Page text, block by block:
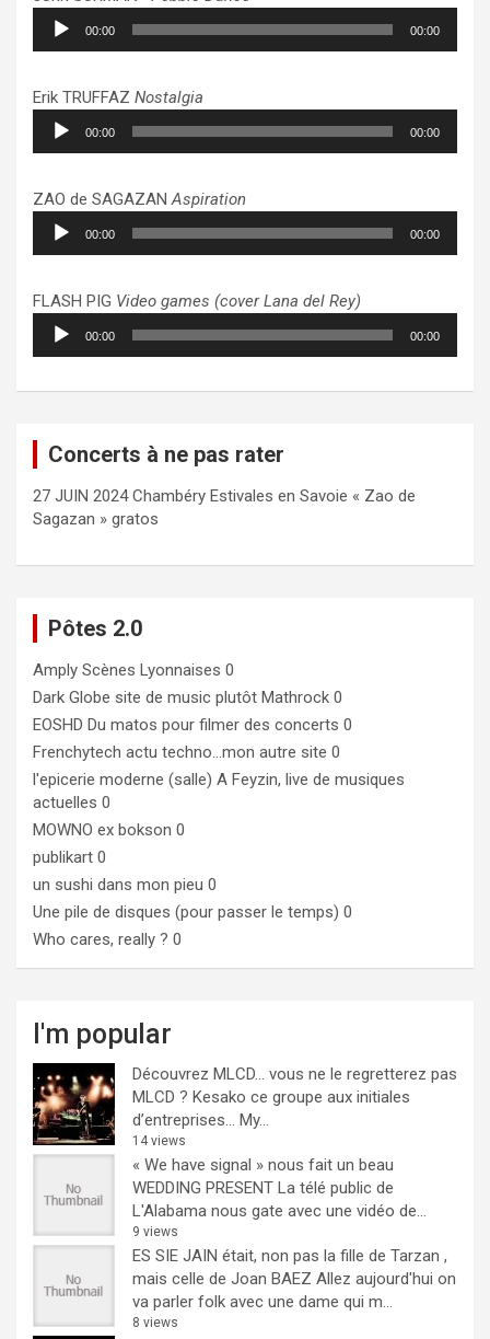
Lecteur
audio
00:00 00:00
Erik TRUFFAZ Nostalgia
Lecteur
audio
00:00 00:00
ZAO de SAGAZANAspiration
Lecteur
audio
00:00 00:00
FLASH PIG Video games (cover Lana del Rey)
Lecteur
audio
00:00 00:00
Concerts à ne pas rater
27 JUIN 2024 Chambéry Estivales en Savoie « Zao de
Sagazan » gratos
Pôtes 2.0
Amply Scènes Lyonnaises 0
Dark Globe site de music plutôt Mathrock 0
EOSHD Du matos pour filmer des concerts 0
Frenchytech actu techno…mon autre site 0
l'epicerie moderne (salle) A Feyzin, live de musiques
actuelles 0
MOWNO ex bokson 0
publikart 0
un sushi dans mon pieu 0
Une pile de disques (pour passer le temps) 0
Who cares, really ? 0
I'm popular
Découvrez MLCD… vous ne le regretterez pas
MLCD ? Kesako ce groupe aux initiales
d’entreprises… My...
14 views
« We have signal » nous fait un beau
WEDDING PRESENT La télé public de
L'Alabama nous gate avec une vidéo de...
9 views
ES SIE JAIN était, non pas la fille de Tarzan ,
mais celle de Joan BAEZ Allez aujourd'hui on
va parler folk avec une dame qui m...
8 views